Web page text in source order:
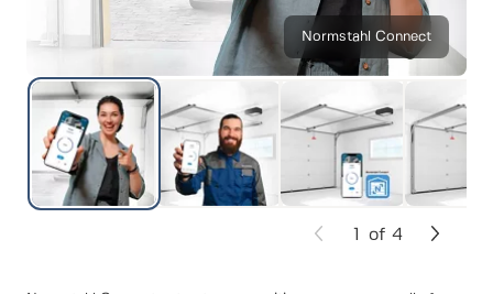
Normstahl Connect
of 4